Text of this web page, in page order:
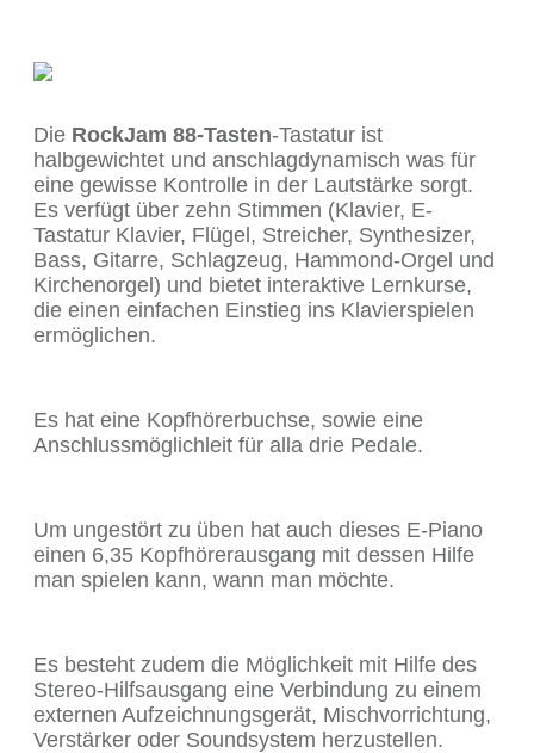
Die RockJam 88-Tasten-Tastatur ist
halbgewichtet und anschlagdynamisch was für
eine gewisse Kontrolle in der Lautstärke sorgt.
Es verfügt über zehn Stimmen (Klavier, E-
Tastatur Klavier, Flügel, Streicher, Synthesizer,
Bass, Gitarre, Schlagzeug, Hammond-Orgel und
Kirchenorgel) und bietet interaktive Lernkurse,
die einen einfachen Einstieg ins Klavierspielen
ermöglichen.
Es hat eine Kopfhörerbuchse, sowie eine
Anschlussmöglichleit für alla drie Pedale.
Um ungestört zu üben hat auch dieses E-Piano
einen 6,35 Kopfhörerausgang mit dessen Hilfe
man spielen kann, wann man möchte.
Es besteht zudem die Möglichkeit mit Hilfe des
Stereo-Hilfsausgang eine Verbindung zu einem
externen Aufzeichnungsgerät, Mischvorrichtung,
Verstärker oder Soundsystem herzustellen.